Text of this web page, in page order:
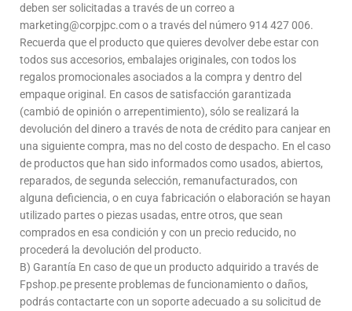
deben ser solicitadas a través de un correo a
marketing@corpjpc.com o a través del número 914 427 006.
Recuerda que el producto que quieres devolver debe estar con
todos sus accesorios, embalajes originales, con todos los
regalos promocionales asociados a la compra y dentro del
empaque original. En casos de satisfacción garantizada
(cambió de opinión o arrepentimiento), sólo se realizará la
devolución del dinero a través de nota de crédito para canjear en
una siguiente compra, mas no del costo de despacho. En el caso
de productos que han sido informados como usados, abiertos,
reparados, de segunda selección, remanufacturados, con
alguna deficiencia, o en cuya fabricación o elaboración se hayan
utilizado partes o piezas usadas, entre otros, que sean
comprados en esa condición y con un precio reducido, no
procederá la devolución del producto.
B) Garantía En caso de que un producto adquirido a través de
Fpshop.pe presente problemas de funcionamiento o daños,
podrás contactarte con un soporte adecuado a su solicitud de